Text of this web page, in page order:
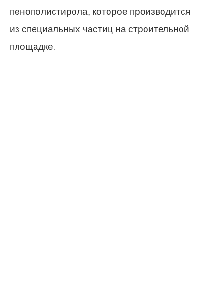
пенополистирола, которое производится
из специальных частиц на строительной
площадке.